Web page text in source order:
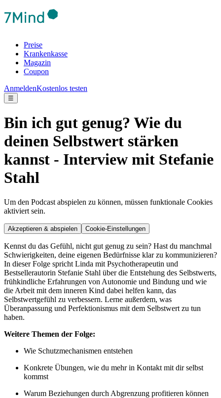
Preise
Krankenkasse
Magazin
Coupon
AnmeldenKostenlos testen
☰
Bin ich gut genug? Wie du
deinen Selbstwert stärken
kannst - Interview mit Stefanie
Stahl
Um den Podcast abspielen zu können, müssen funktionale Cookies
aktiviert sein.
Akzeptieren & abspielen Cookie-Einstellungen
Kennst du das Gefühl, nicht gut genug zu sein? Hast du manchmal
Schwierigkeiten, deine eigenen Bedürfnisse klar zu kommunizieren?
In dieser Folge spricht Linda mit Psychotherapeutin und
Bestsellerautorin Stefanie Stahl über die Entstehung des Selbstwerts,
frühkindliche Erfahrungen von Autonomie und Bindung und wie
die Arbeit mit dem inneren Kind dabei helfen kann, das
Selbstwertgefühl zu verbessern. Lerne außerdem, was
Überanpassung und Perfektionismus mit dem Selbstwert zu tun
haben.
Weitere Themen der Folge:
Wie Schutzmechanismen entstehen
Konkrete Übungen, wie du mehr in Kontakt mit dir selbst
kommst
Warum Beziehungen durch Abgrenzung profitieren können